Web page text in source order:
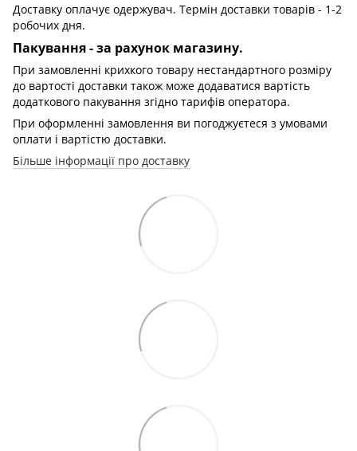
Доставку оплачує одержувач. Термін доставки товарів - 1-2
робочих дня.
Пакування - за рахунок магазину.
При замовленні крихкого товару нестандартного розміру
до вартості доставки також може додаватися вартість
додаткового пакування згідно тарифів оператора.
При оформленні замовлення ви погоджуєтеся з умовами
оплати і вартістю доставки.
Більше інформації про доставку